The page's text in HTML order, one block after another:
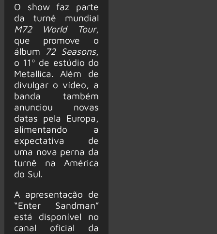
O show faz parte
da turnê mundial
M72 World Tour,
que promove o
álbum
72 Seasons,
o 11º de estúdio do
Metallica. Além de
divulgar o vídeo, a
banda também
anunciou novas
datas pela Europa,
alimentando a
expectativa de
uma nova perna da
turnê na América
do Sul.
A apresentação de
“Enter Sandman”
está disponível no
canal oficial da